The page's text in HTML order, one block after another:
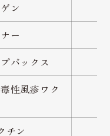
ン
ー
バックス
性風疹ワク
チン